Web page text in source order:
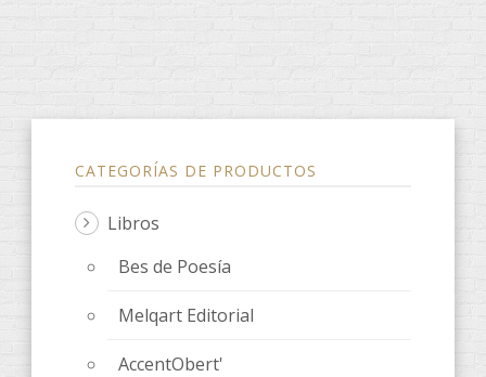
CATEGORÍAS DE PRODUCTOS
Libros
Bes de Poesía
Melqart Editorial
AccentObert'